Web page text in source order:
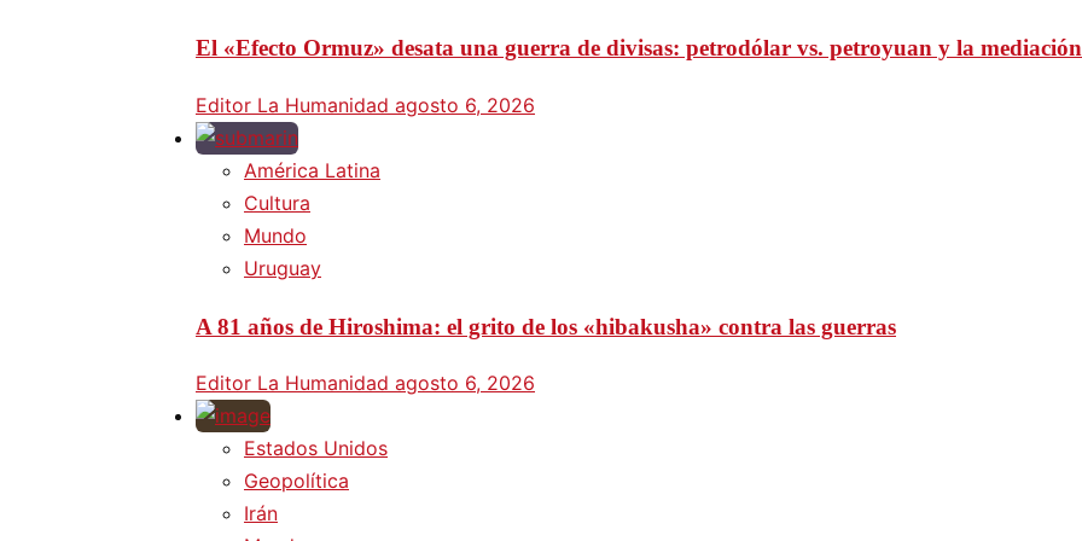
El «Efecto Ormuz» desata una guerra de divisas: petrodólar vs. petroyuan y la
Editor La Humanidad agosto 6, 2026
América Latina
Cultura
Mundo
Uruguay
A 81 años de Hiroshima: el grito de los «hibakusha» contra las guerras
Editor La Humanidad agosto 6, 2026
Estados Unidos
Geopolítica
Irán